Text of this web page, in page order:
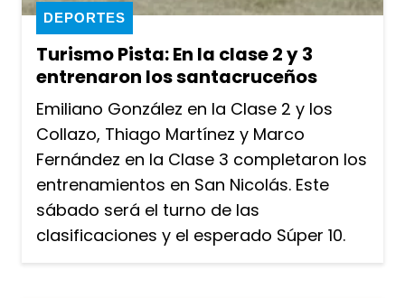
Turismo Pista: En la clase 2 y 3
entrenaron los santacruceños
DEPORTES
Emiliano González en la Clase 2 y los
Collazo, Thiago Martínez y Marco
Fernández en la Clase 3 completaron los
entrenamientos en San Nicolás. Este
sábado será el turno de las
clasificaciones y el esperado Súper 10.